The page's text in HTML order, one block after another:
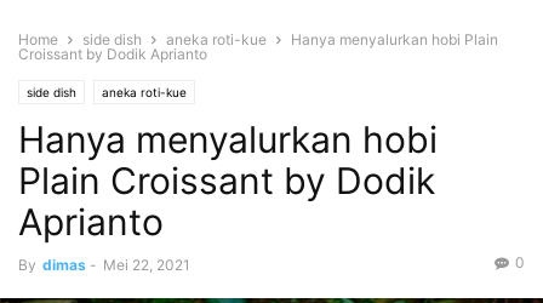
Home side dish aneka roti-kue
Hanya menyalurkan hobi Plain
Croissant by Dodik Aprianto
side dish aneka roti-kue
Hanya menyalurkan hobi
Plain Croissant by Dodik
Aprianto
By dimas - Mei 22, 2021 0